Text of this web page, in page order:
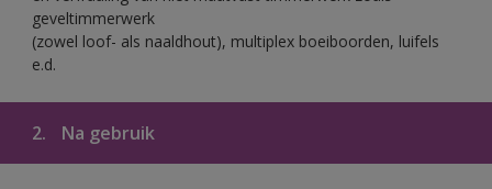
geveltimmerwerk
(zowel loof- als naaldhout), multiplex boeiboorden, luifels
e.d.
2. Na gebruik